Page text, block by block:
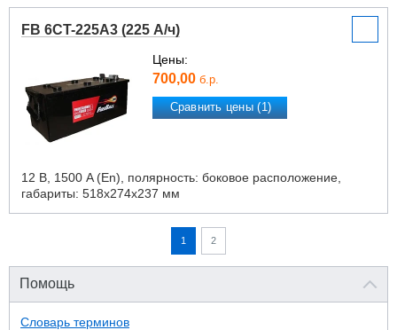
FB 6CT-225A3 (225 А/ч)
Цены:
700,00 б.р.
Сравнить цены (1)
12 В, 1500 A (En), полярность: боковое расположение,
габариты: 518х274х237 мм
1 2
Помощь
Словарь терминов